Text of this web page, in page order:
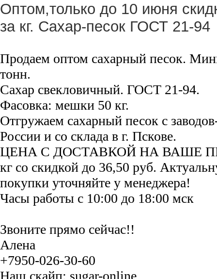
Оптом,только до 10 июня
за кг. Сахар-песок ГОСТ 21-94
Продаем оптом сахарный песок.
тонн.
Сахар свекловичный. ГОСТ 21-94.
Фасовка: мешки 50 кг.
Отгружаем сахарный песок с
России и со склада в г. Пскове.
ЦЕНА С ДОСТАВКОЙ НА ВАШЕ
кг со скидкой до 36,50 руб.
покупки уточняйте у менеджера!
Часы работы с 10:00 до 18:00 мск
Звоните прямо сейчас!!
Алена
+7950-026-30-60
Наш скайп: sugar-online